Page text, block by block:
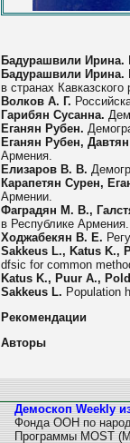
Бадурашвили Ирина.
Бадурашвили Ирина.
в странах Кавказского
Волков А. Г.
Гарибян Сусанна.
Еганян Рубен.
Еганян Рубен,
Армения.
Елизаров В. В.
Карапетян Сурен,
Армении.
Фаградян М. В.,
в Республике Армения.
Ходжабекян В. Е.
Sakkeus L., Katus K.,
dfsic for common
Katus K., Puur A.,
Sakkeus L. Population
Рекомендации
Авторы
Демоскоп Weekly
Фонда ООН по
Программы MOST